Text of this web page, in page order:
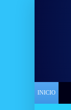
INICIO